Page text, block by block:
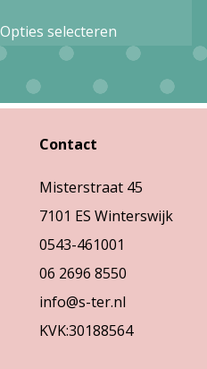
Opties selecteren
product
meerdere
optie
kan
gekozen
worden
op
de
Contact
Misterstraat 45
7101 ES Winterswijk
0543-461001
06 2696 8550
info@s-ter.nl
KVK:30188564